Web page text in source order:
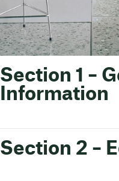
Section 1 –
Information
Section 2 –